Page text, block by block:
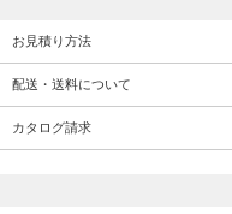
お見積り方法
配送・送料について
カタログ請求